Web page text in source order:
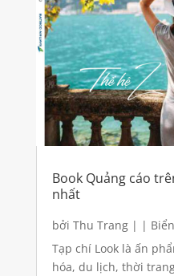
Book Quảng cáo
nhất
bởi Thu Trang| |
Quảng cáo báo giấy
Tạp chí Look là ấn
hóa, du lịch, thời